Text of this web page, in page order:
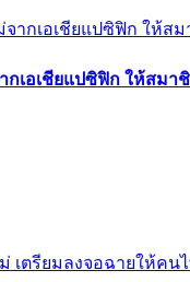
เอเชียแปซิฟิก ให้สมา